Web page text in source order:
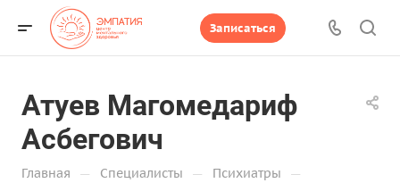
Записаться
Атуев Магомедариф
Асбегович
Главная — Специалисты — Психиатры —